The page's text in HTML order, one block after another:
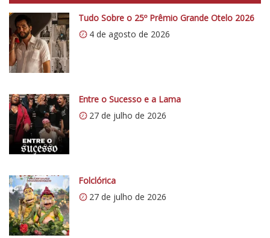
p
s
:
/
/
0
.
w
p
.
c
o
m
/
v
Tudo Sobre o 25º Prêmio Grande Otelo 2026
4 de agosto de 2026
Entre o Sucesso e a Lama
27 de julho de 2026
Folclórica
27 de julho de 2026